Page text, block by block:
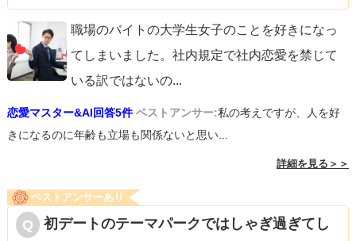
職場のバイトの大学生女子のことを好きになっ
てしまいました。社内規定で社内恋愛を禁じて
いる訳ではないの...
恋愛マスター&AI回答5件 ベストアンサー:私の考えですが、人を好
きになるのに年齢も立場も関係ないと思い...
詳細を見る＞＞
ベストアンサーあり
初デートのテーマパークではしゃぎ過ぎてし